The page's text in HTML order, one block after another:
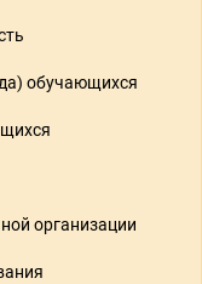
обучающихся
организации